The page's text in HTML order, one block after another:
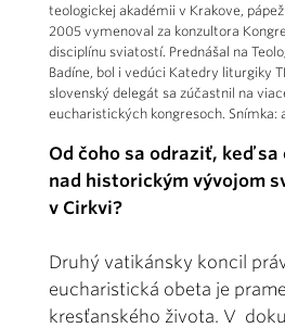
teologickej akadémii v Krakove,
2005 vymenoval za konzultora
disciplínu sviatostí. Prednášal na
Badíne, bol i vedúci Katedry liturgiky
slovenský delegát sa zúčastnil na
eucharistických kongresoch. Snímka:
Od čoho sa odraziť, keď
nad historickým vývojom
v Cirkvi?
Druhý vatikánsky koncil
eucharistická obeta je
kresťanského života. V